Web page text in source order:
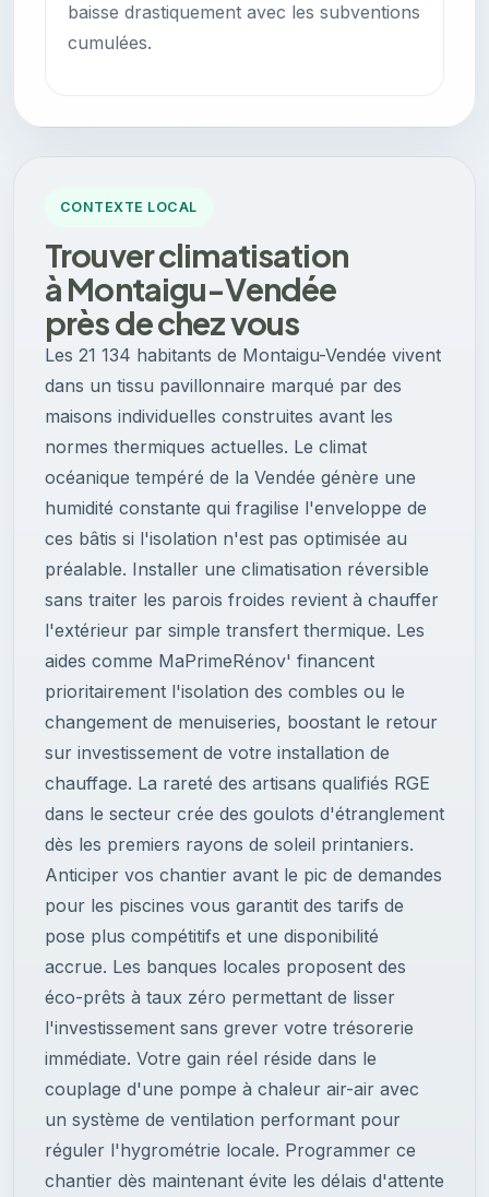
baisse drastiquement avec les subventions
cumulées.
CONTEXTE LOCAL
Trouver climatisation
à Montaigu-Vendée
près de chez vous
Les 21 134 habitants de Montaigu-Vendée vivent
dans un tissu pavillonnaire marqué par des
maisons individuelles construites avant les
normes thermiques actuelles. Le climat
océanique tempéré de la Vendée génère une
humidité constante qui fragilise l'enveloppe de
ces bâtis si l'isolation n'est pas optimisée au
préalable. Installer une climatisation réversible
sans traiter les parois froides revient à chauffer
l'extérieur par simple transfert thermique. Les
aides comme MaPrimeRénov' financent
prioritairement l'isolation des combles ou le
changement de menuiseries, boostant le retour
sur investissement de votre installation de
chauffage. La rareté des artisans qualifiés RGE
dans le secteur crée des goulots d'étranglement
dès les premiers rayons de soleil printaniers.
Anticiper vos chantier avant le pic de demandes
pour les piscines vous garantit des tarifs de
pose plus compétitifs et une disponibilité
accrue. Les banques locales proposent des
éco-prêts à taux zéro permettant de lisser
l'investissement sans grever votre trésorerie
immédiate. Votre gain réel réside dans le
couplage d'une pompe à chaleur air-air avec
un système de ventilation performant pour
réguler l'hygrométrie locale. Programmer ce
chantier dès maintenant évite les délais d'attente